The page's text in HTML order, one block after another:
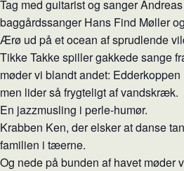
Tag med guitarist og sanger
baggårdssanger Hans Find Møller
Ærø ud på et ocean af sprudlende
Tikke Takke spiller gakkede sange
møder vi blandt andet:
men lider så frygteligt af vandskræk.
En jazzmusling i perle-humør.
Krabben Ken, der elsker at danse
familien i tæerne.
Og nede på bunden af havet møder